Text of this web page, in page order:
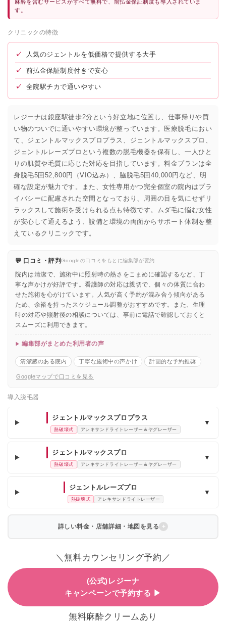
麻酔を含むサービスがすべて無料で、前払金保証制度も導入されていま
す。
クリニックの特徴
✓ 人気のジェントルを低価格で提供する大手
✓ 前払金保証制度付きで安心
✓ 全院駅チカで通いやすい
レジーナは銀座駅徒歩2分という好立地に位置し、仕事帰りや買
い物のついでに通いやすい環境が整っています。医療脱毛におい
て、ジェントルマックスプロプラス、ジェントルマックスプロ、
ジェントルレーズプロという複数の脱毛機器を保有し、一人ひと
りの肌質や毛質に応じた対応を目指しています。料金プランは全
身脱毛5回52,800円（VIO込み）、脇脱毛5回40,000円など、明
確な設定が魅力です。また、女性専用かつ完全個室の院内はプラ
イバシーに配慮された空間となっており、周囲の目を気にせずリ
ラックスして施術を受けられる点も特徴です。ムダ毛に悩む女性
が安心して通えるよう、設備と環境の両面からサポート体制を整
えているクリニックです。
💬 口コミ・評判Googleの口コミをもとに編集部が要約
院内は清潔で、施術中に照射時の熱さをこまめに確認するなど、丁
寧な声かけが好評です。看護師の対応は親切で、個々の体質に合わ
せた施術を心がけています。人気が高く予約が混み合う傾向がある
ため、余裕を持ったスケジュール調整がおすすめです。また、生理
時の対応や照射後の相談については、事前に電話で確認しておくと
スムーズに利用できます。
編集部がまとめた利用者の声
清潔感のある院内 丁寧な施術中の声かけ 計画的な予約推奨
Googleマップで口コミを見る
導入脱毛器
ジェントルマックスプロプラス
熱破壊式 アレキサンドライトレーザー＆ヤグレーザー
▼
ジェントルマックスプロ
熱破壊式 アレキサンドライトレーザー＆ヤグレーザー
▼
ジェントルレーズプロ
熱破壊式 アレキサンドライトレーザー
▼
詳しい料金・店舗詳細・地図を見る
＼無料カウンセリング予約／
(公式)レジーナ
キャンペーンで予約する ▶
無料麻酔クリームあり